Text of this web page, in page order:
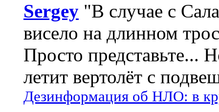
Sergey "В случае с
висело на длинном
Просто представьте...
летит вертолёт с
Дезинформация об НЛО: в